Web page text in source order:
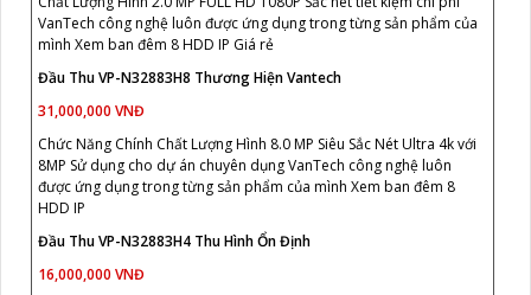
VanTech công nghệ luôn được ứng dụng trong từng sản phẩm của
mình Xem ban đêm 8 HDD IP Giá rẻ
Đầu Thu VP-N32883H8 Thương Hiện Vantech
31,000,000 VNĐ
Chức Năng Chính Chất Lượng Hình 8.0 MP Siêu Sắc Nét Ultra 4k với
8MP Sử dụng cho dự án chuyên dụng VanTech công nghệ luôn
được ứng dụng trong từng sản phẩm của mình Xem ban đêm 8
HDD IP
Đầu Thu VP-N32883H4 Thu Hình Ổn Định
16,000,000 VNĐ